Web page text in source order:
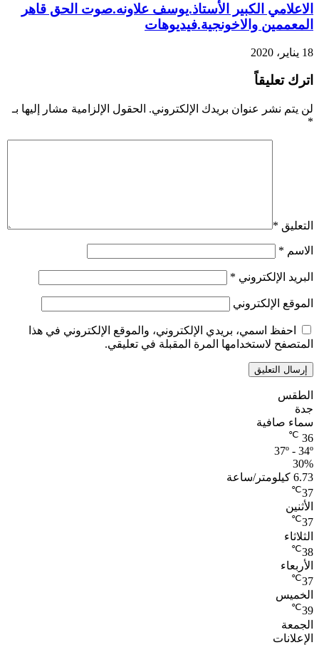
الاعلامي الكبير الأستاذ.يوسف علاونه.صوت الحق قاهر
المعممين والاخونجية.فيديوهات
18 يناير، 2020
اترك تعليقاً
لن يتم نشر عنوان بريدك الإلكتروني. الحقول الإلزامية مشار إليها بـ
*
التعليق *
الاسم *
البريد الإلكتروني *
الموقع الإلكتروني
احفظ اسمي، بريدي الإلكتروني، والموقع الإلكتروني في هذا
المتصفح لاستخدامها المرة المقبلة في تعليقي.
الطقس
جدة
سماء صافية
36
℃
37º - 34º
30%
6.73 كيلومتر/ساعة
37
℃
الأثنين
37
℃
الثلاثاء
38
℃
الأربعاء
37
℃
الخميس
39
℃
الجمعة
الإعلانات